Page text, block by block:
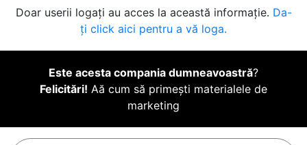
Doar userii logați au acces la această informație. Da-
ți click aici pentru a vă loga.
Este acesta compania dumneavoastră?
Felicitări! Aă cum să primești materialele de
marketing